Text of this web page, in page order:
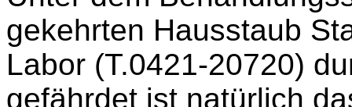
gekehrten Hausstaub
Labor (T.0421-20720)
gefährdet ist natürlich